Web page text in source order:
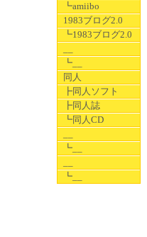
┗amiibo
1983ブログ2.0
┗1983ブログ2.0
┗__
同人
┣同人ソフト
┣同人誌
┗同人CD
┗__
┗__